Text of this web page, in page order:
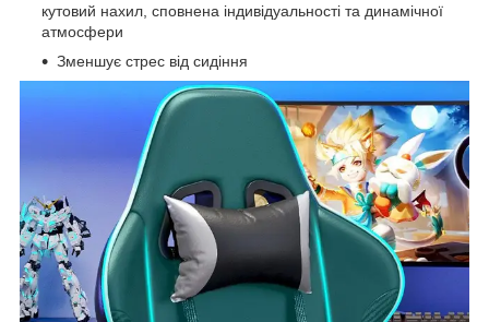
кутовий нахил, сповнена індивідуальності та динамічної
атмосфери
Зменшує стрес від сидіння